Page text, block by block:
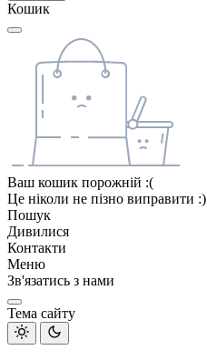
Кошик
Ваш кошик порожній :(
Це ніколи не пізно виправити :)
Пошук
Дивилися
Контакти
Меню
Зв'язатись з нами
Тема сайту